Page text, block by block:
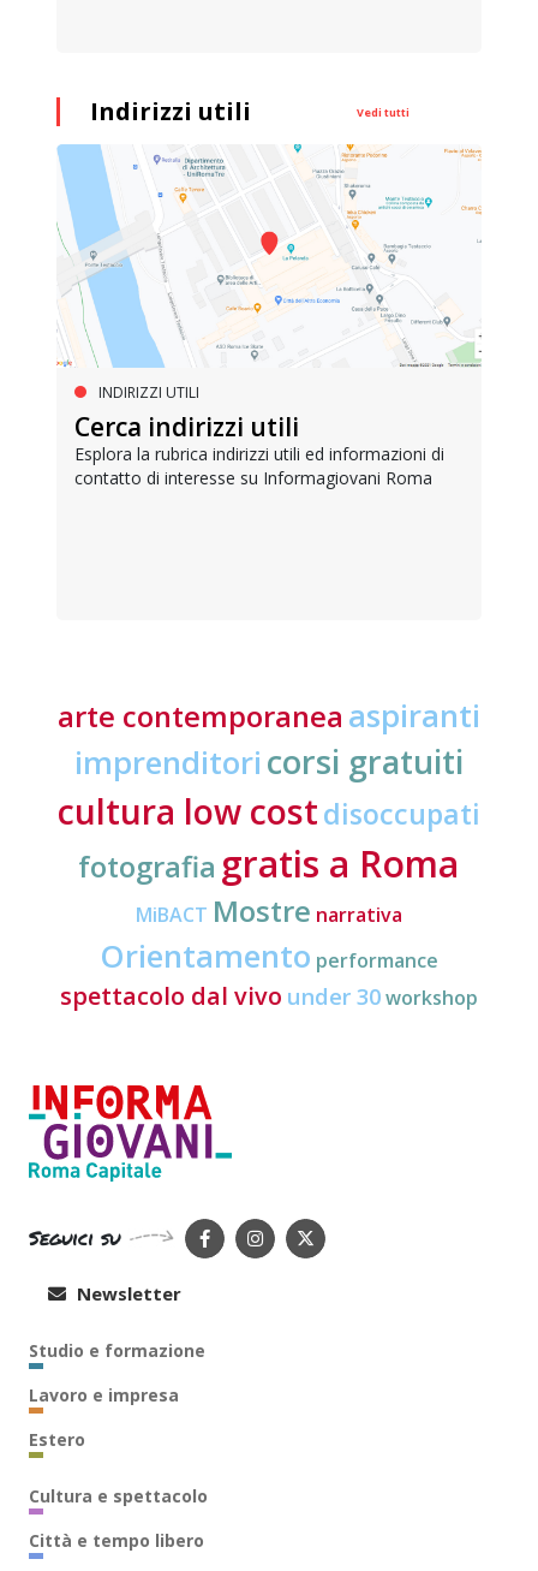
Indirizzi utili Vedi tutti
INDIRIZZI UTILI
Cerca indirizzi utili
Esplora la rubrica indirizzi utili ed informazioni di
contatto di interesse su Informagiovani Roma
arte contemporanea aspiranti
imprenditori corsi gratuiti
cultura low costdisoccupati
fotografia gratis a Roma
MiBACT Mostre narrativa
Orientamento performance
spettacolo dal vivo under 30workshop
Seguici su
Newsletter
Studio e formazione
Lavoro e impresa
Estero
Cultura e spettacolo
Città e tempo libero